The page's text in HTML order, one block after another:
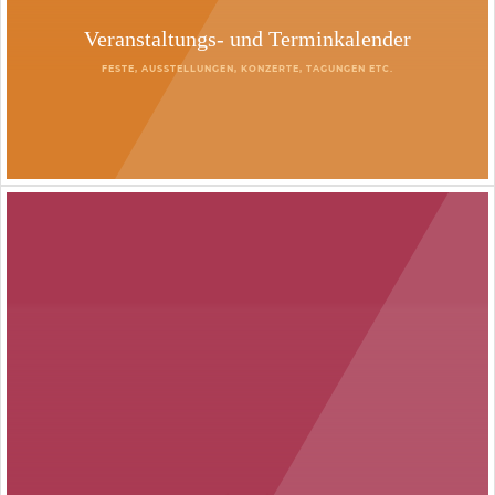
Veranstaltungs- und Terminkalender
FESTE, AUSSTELLUNGEN, KONZERTE, TAGUNGEN ETC.